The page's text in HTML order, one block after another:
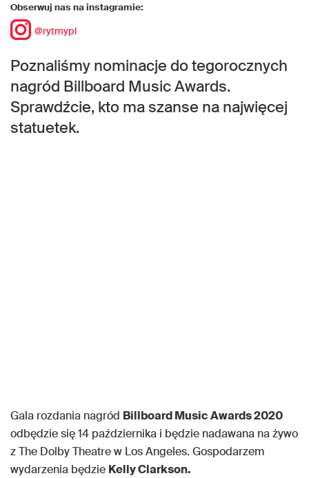
Obserwuj nas na instagramie:
@rytmypl
Poznaliśmy nominacje do tegorocznych
nagród Billboard Music Awards.
Sprawdźcie, kto ma szanse na najwięcej
statuetek.
Gala rozdania nagród Billboard Music Awards 2020
odbędzie się 14 października i będzie nadawana na żywo
z The Dolby Theatre w Los Angeles. Gospodarzem
wydarzenia będzie Kelly Clarkson.